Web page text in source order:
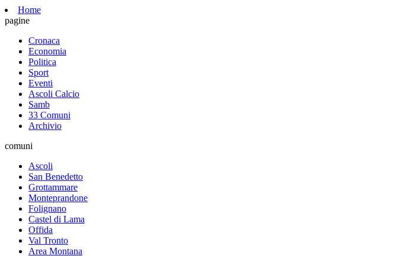
Home
pagine
Cronaca
Economia
Politica
Sport
Eventi
Ascoli Calcio
Samb
33 Comuni
Archivio
comuni
Ascoli
San Benedetto
Grottammare
Monteprandone
Folignano
Castel di Lama
Offida
Val Tronto
Area Montana